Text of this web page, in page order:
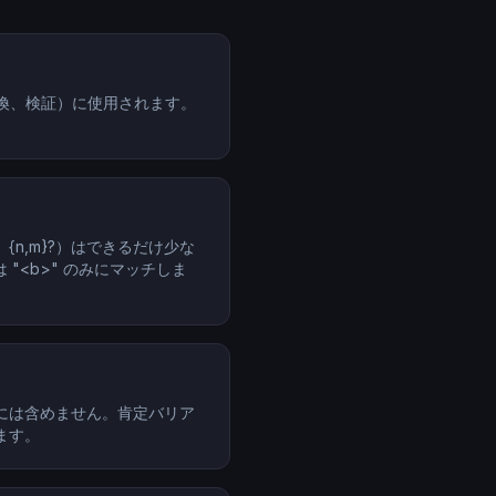
検証）に使用されます。
{n,m}?）はできるだけ少な
"<b>" のみにマッチしま
は含めません。肯定バリア
。